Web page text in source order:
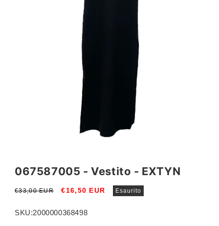
1
finestra
modale
067587005 - Vestito - EXTYN
Prezzo
listino
€33,00 EUR
Prezzo
€16,50 EUR Esaurito
SKU:2000000368498